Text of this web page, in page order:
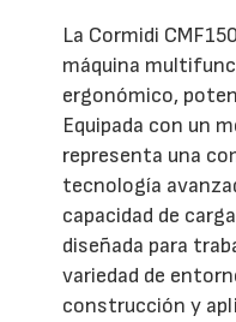
La Cormidi
máquina
ergonómico,
Equipada con un
representa una
tecnología
capacidad de
diseñada para
variedad de
construcción y